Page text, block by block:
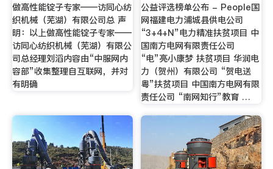
做高性能锭子专家——访同心纺
织机械（芜湖）有限公司总 声
明：以上做高性能锭子专家——
访同心纺织机械（芜湖）有限公
司总经理刘滔内容由“中服网内
容部”收集整理自互联网，并对
有明确
公益评选榜单公布 - People国
网福建电力浦城县供电公司
“3+4+N”电力精准扶贫项目 中
国南方电网有限责任公司
“电”亮小康梦 扶贫项目 华润电
力（贺州）有限公司 “贺电送
粤”扶贫项目 中国南方电网有限
责任公司 “南网知行”教育 …